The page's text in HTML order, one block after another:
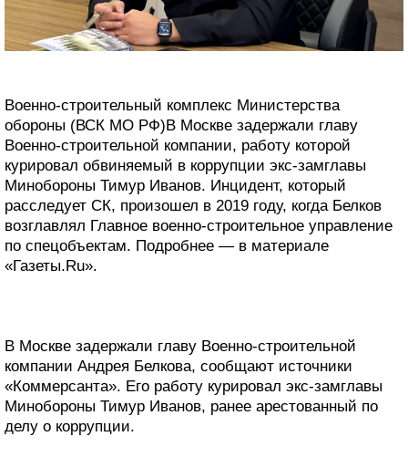
Военно-строительный комплекс Министерства
обороны (ВСК МО РФ)В Москве задержали главу
Военно-строительной компании, работу которой
курировал обвиняемый в коррупции экс-замглавы
Минобороны Тимур Иванов. Инцидент, который
расследует СК, произошел в 2019 году, когда Белков
возглавлял Главное военно-строительное управление
по спецобъектам. Подробнее — в материале
«Газеты.Ru».
В Москве задержали главу Военно-строительной
компании Андрея Белкова, сообщают источники
«Коммерсанта». Его работу курировал экс-замглавы
Минобороны Тимур Иванов, ранее арестованный по
делу о коррупции.